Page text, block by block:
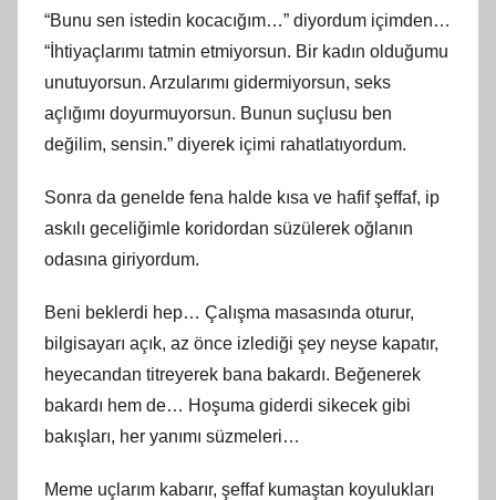
“Bunu sen istedin kocacığım…” diyordum içimden…
“İhtiyaçlarımı tatmin etmiyorsun. Bir kadın olduğumu
unutuyorsun. Arzularımı gidermiyorsun, seks
açlığımı doyurmuyorsun. Bunun suçlusu ben
değilim, sensin.” diyerek içimi rahatlatıyordum.
Sonra da genelde fena halde kısa ve hafif şeffaf, ip
askılı geceliğimle koridordan süzülerek oğlanın
odasına giriyordum.
Beni beklerdi hep… Çalışma masasında oturur,
bilgisayarı açık, az önce izlediği şey neyse kapatır,
heyecandan titreyerek bana bakardı. Beğenerek
bakardı hem de… Hoşuma giderdi sikecek gibi
bakışları, her yanımı süzmeleri…
Meme uçlarım kabarır, şeffaf kumaştan koyulukları